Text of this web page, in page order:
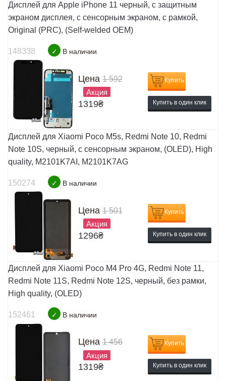
Дисплей для Apple iPhone 11 черный, с защитным
экраном дисплея, с сенсорным экраном, с рамкой,
Original (PRC), (Self-welded OEM)
148338 ✓ В наличии
Цена1 592
Акция
1319₴
Купить
Купить в один клик
Дисплей для Xiaomi Poco M5s, Redmi Note 10, Redmi
Note 10S, черный, с сенсорным экраном, (OLED), High
quality, M2101K7AI, M2101K7AG
150274 ✓ В наличии
Цена1 501
Акция
1296₴
Купить
Купить в один клик
Дисплей для Xiaomi Poco M4 Pro 4G, Redmi Note 11,
Redmi Note 11S, Redmi Note 12S, черный, без рамки,
High quality, (OLED)
152461 ✓ В наличии
Цена1 456
Акция
1319₴
Купить
Купить в один клик